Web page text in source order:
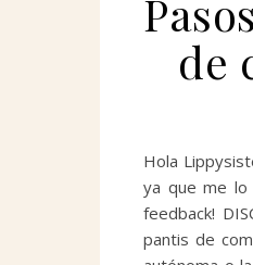
de
Hola
ya que me lo
feedback!
pantis de